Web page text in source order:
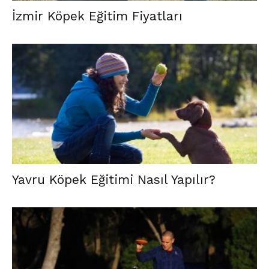
İzmir Köpek Eğitim Fiyatları
Yavru Köpek Eğitimi Nasıl Yapılır?